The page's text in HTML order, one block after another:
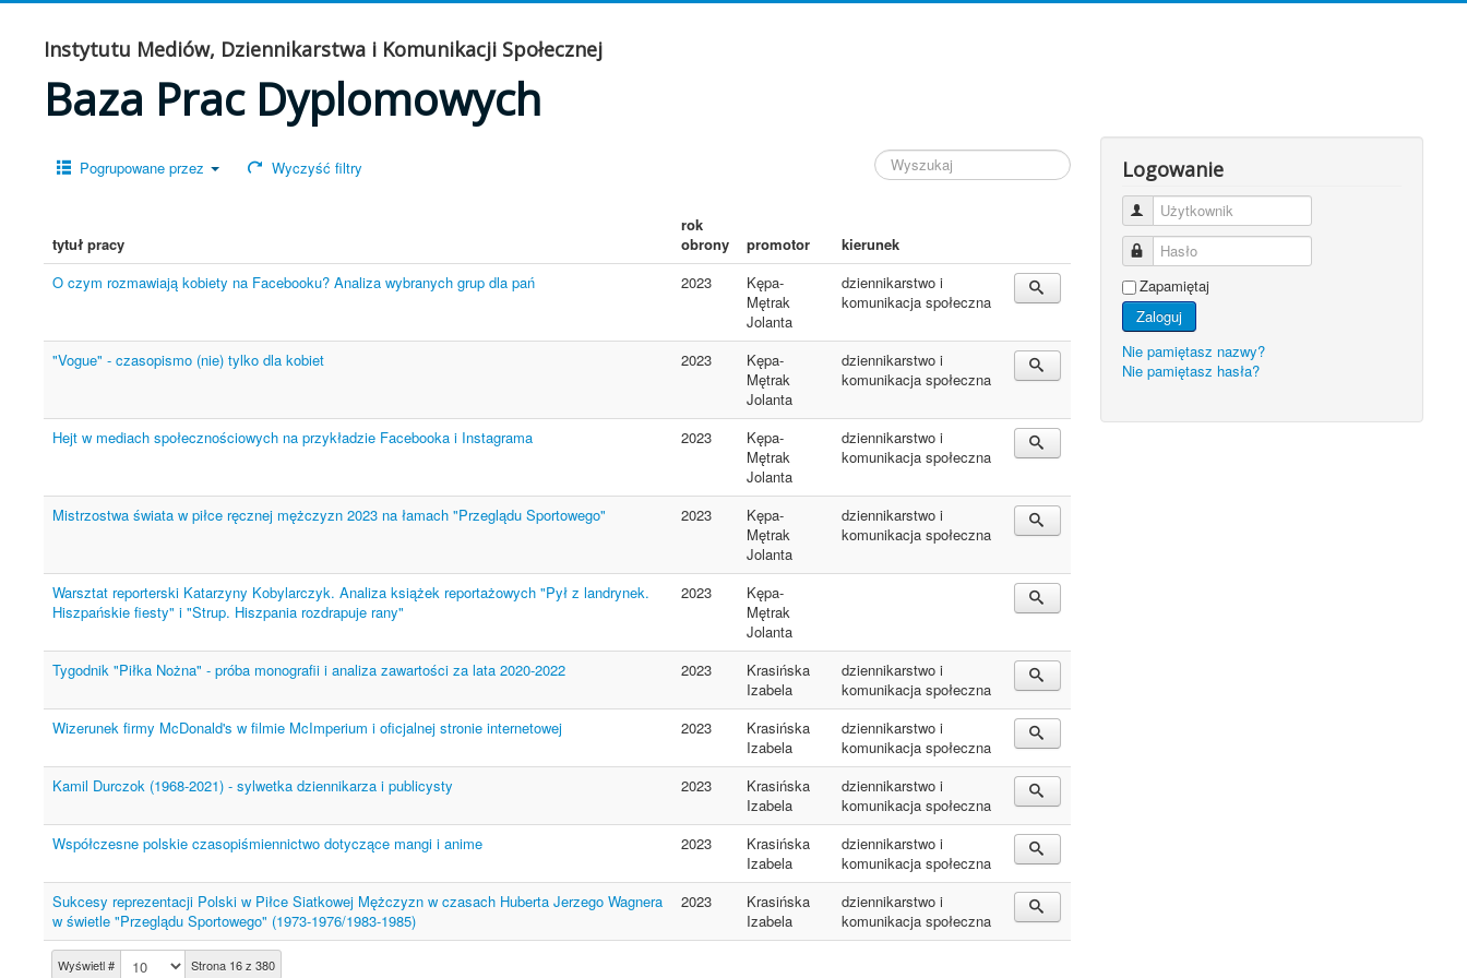
Instytutu Mediów, Dziennikarstwa i Komunikacji Społecznej
Baza Prac Dyplomowych
Pogrupowane przez Wyczyść filtry
tytuł pracy
rok
obrony
promotor kierunek
Wyświetl # Strona 16 z 380
O czym rozmawiają kobiety na Facebooku? Analiza wybranych grup dla pań 2023
Kępa-
Mętrak
Jolanta
dziennikarstwo i
komunikacja społeczna
"Vogue" - czasopismo (nie) tylko dla kobiet 2023
Kępa-
Mętrak
Jolanta
dziennikarstwo i
komunikacja społeczna
Hejt w mediach społecznościowych na przykładzie Facebooka i Instagrama 2023
Kępa-
Mętrak
Jolanta
dziennikarstwo i
komunikacja społeczna
Mistrzostwa świata w piłce ręcznej mężczyzn 2023 na łamach "Przeglądu Sportowego" 2023
Kępa-
Mętrak
Jolanta
dziennikarstwo i
komunikacja społeczna
Warsztat reporterski Katarzyny Kobylarczyk. Analiza książek reportażowych "Pył z landrynek.
Hiszpańskie fiesty" i "Strup. Hiszpania rozdrapuje rany"
2023
Kępa-
Mętrak
Jolanta
Tygodnik "Piłka Nożna" - próba monografii i analiza zawartości za lata 2020-2022
2023
Krasińska
Izabela
dziennikarstwo i
komunikacja społeczna
Wizerunek firmy McDonald's w filmie McImperium i oficjalnej stronie internetowej
2023
Krasińska
Izabela
dziennikarstwo i
komunikacja społeczna
Kamil Durczok (1968-2021) - sylwetka dziennikarza i publicysty
2023
Krasińska
Izabela
dziennikarstwo i
komunikacja społeczna
Współczesne polskie czasopiśmiennictwo dotyczące mangi i anime
2023
Krasińska
Izabela
dziennikarstwo i
komunikacja społeczna
Sukcesy reprezentacji Polski w Piłce Siatkowej Mężczyzn w czasach Huberta Jerzego Wagnera
w świetle "Przeglądu Sportowego" (1973-1976/1983-1985)
2023
Krasińska
Izabela
dziennikarstwo i
komunikacja społeczna
Logowanie
Użytkownik
Hasło
Zapamiętaj
Zaloguj
Nie pamiętasz nazwy?
Nie pamiętasz hasła?